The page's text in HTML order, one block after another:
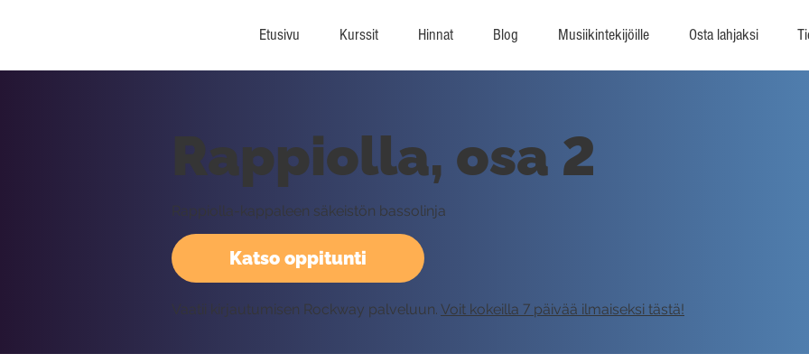
Etusivu Kurssit Hinnat Blog Musiikintekijöille Osta lahjaksi
Katso oppitunti
Rappiolla, osa 2
Rappiolla-kappaleen säkeistön bassolinja
Vaatii kirjautumisen Rockway palveluun. Voit kokeilla 7 päivää ilmaiseksi tästä!